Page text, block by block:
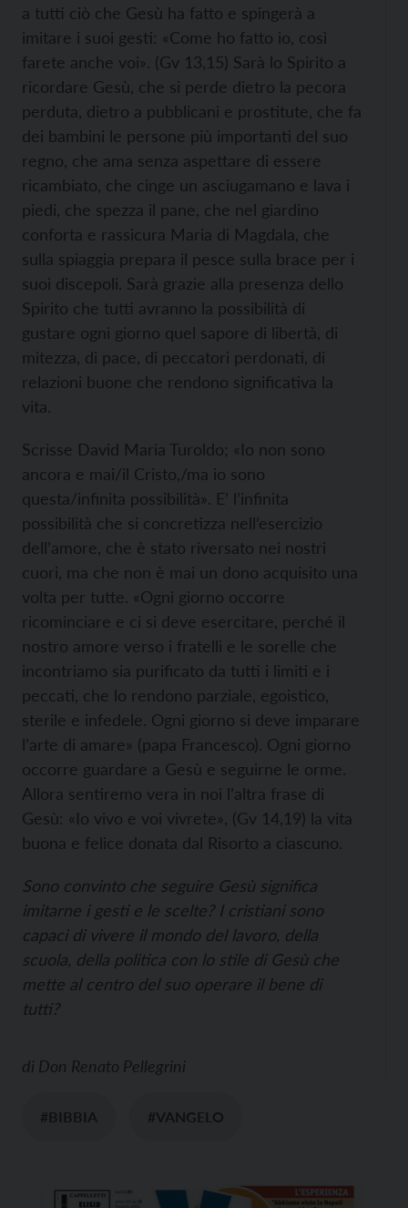
a tutti ciò che Gesù ha fatto e spingerà a
imitare i suoi gesti: «Come ho fatto io, così
farete anche voi». (Gv 13,15) Sarà lo Spirito a
ricordare Gesù, che si perde dietro la pecora
perduta, dietro a pubblicani e prostitute, che fa
dei bambini le persone più importanti del suo
regno, che ama senza aspettare di essere
ricambiato, che cinge un asciugamano e lava i
piedi, che spezza il pane, che nel giardino
conforta e rassicura Maria di Magdala, che
sulla spiaggia prepara il pesce sulla brace per i
suoi discepoli. Sarà grazie alla presenza dello
Spirito che tutti avranno la possibilità di
gustare ogni giorno quel sapore di libertà, di
mitezza, di pace, di peccatori perdonati, di
relazioni buone che rendono significativa la
vita.
Scrisse David Maria Turoldo; «Io non sono
ancora e mai/il Cristo,/ma io sono
questa/infinita possibilità». E’ l’infinita
possibilità che si concretizza nell’esercizio
dell’amore, che è stato riversato nei nostri
cuori, ma che non è mai un dono acquisito una
volta per tutte. «Ogni giorno occorre
ricominciare e ci si deve esercitare, perché il
nostro amore verso i fratelli e le sorelle che
incontriamo sia purificato da tutti i limiti e i
peccati, che lo rendono parziale, egoistico,
sterile e infedele. Ogni giorno si deve imparare
l’arte di amare» (papa Francesco). Ogni giorno
occorre guardare a Gesù e seguirne le orme.
Allora sentiremo vera in noi l’altra frase di
Gesù: «Io vivo e voi vivrete», (Gv 14,19) la vita
buona e felice donata dal Risorto a ciascuno.
Sono convinto che seguire Gesù significa
imitarne i gesti e le scelte? I cristiani sono
capaci di vivere il mondo del lavoro, della
scuola, della politica con lo stile di Gesù che
mette al centro del suo operare il bene di
tutti?
di Don Renato Pellegrini
#BIBBIA #VANGELO